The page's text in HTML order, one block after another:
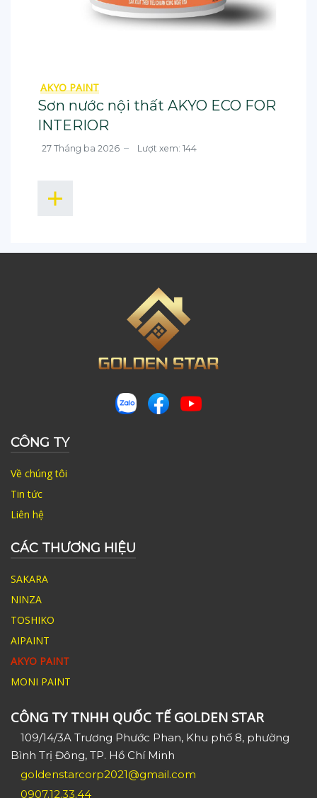
AKYO PAINT
Sơn nước nội thất AKYO ECO FOR
INTERIOR
27 Tháng ba 2026 Lượt xem: 144
CÔNG TY
Về chúng tôi
Tin tức
Liên hệ
CÁC THƯƠNG HIỆU
SAKARA
NINZA
TOSHIKO
AIPAINT
AKYO PAINT
MONI PAINT
CÔNG TY TNHH QUỐC TẾ GOLDEN STAR
109/14/3A Trương Phước Phan, Khu phố 8, phường
Bình Trị Đông, TP. Hồ Chí Minh
goldenstarcorp2021@gmail.com
0907.12.33.44